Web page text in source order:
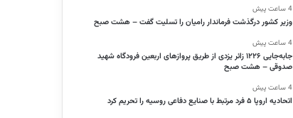
4 ساعت پیش
وزیر کشور درگذشت فرماندار رامیان را تسلیت گفت – هشت صبح
4 ساعت پیش
جابه‌جایی ۱۲۲۶ زائر یزدی از طریق پروازهای اربعین فرودگاه شهید
صدوقی – هشت صبح
4 ساعت پیش
اتحادیه اروپا ۵ فرد مرتبط با صنایع دفاعی روسیه را تحریم کرد